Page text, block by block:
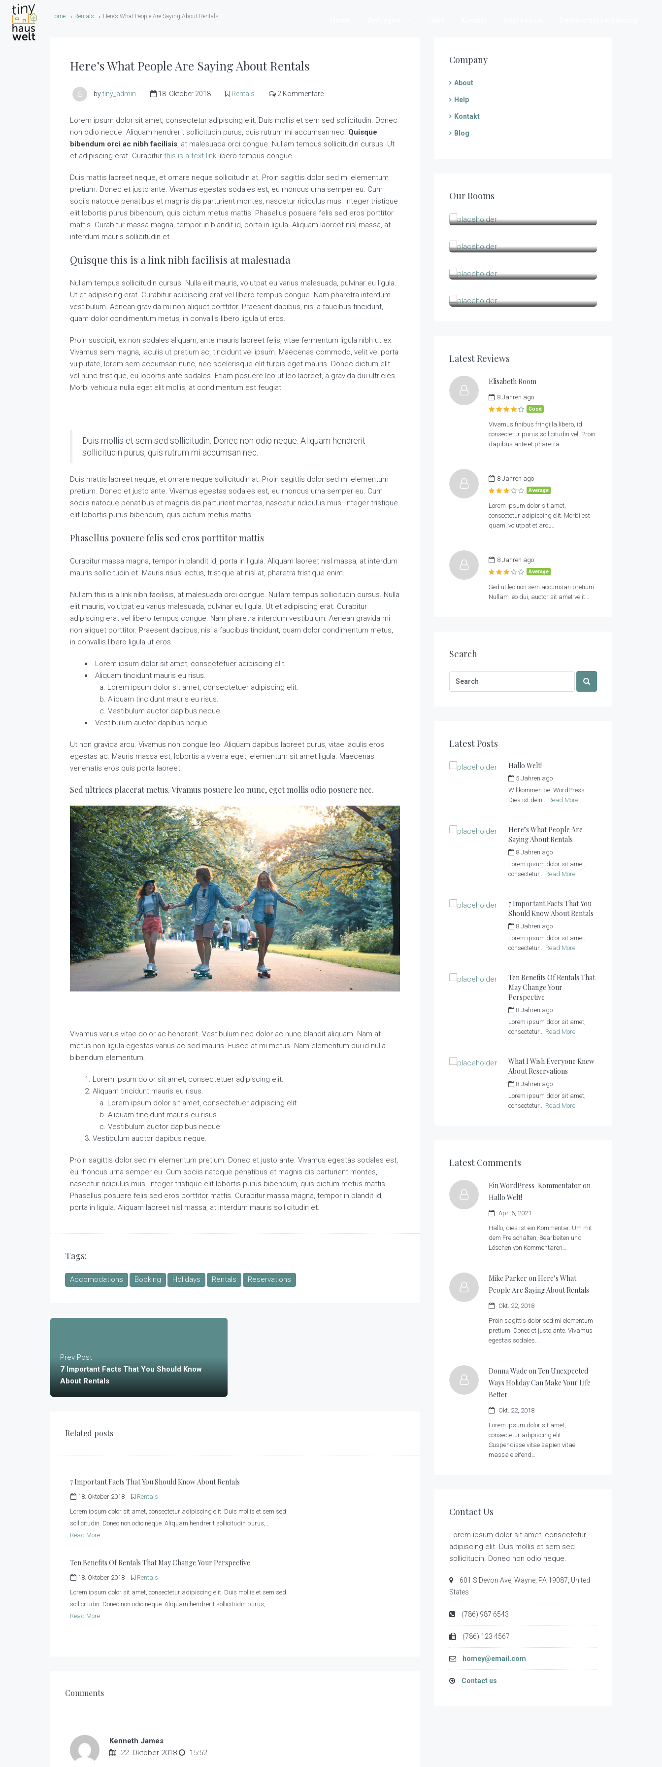
Home Rentals Here’s What People Are Saying About Rentals
Here’s What People Are Saying About Rentals
bytiny_admin 18. Oktober 2018 Rentals 2 Kommentare
Lorem ipsum dolor sit amet, consectetur adipiscing elit. Duis mollis et sem sed sollicitudin. Donec
non odio neque. Aliquam hendrerit sollicitudin purus, quis rutrum mi accumsan nec. Quisque
bibendum orci ac nibh facilisis, at malesuada orci congue. Nullam tempus sollicitudin cursus. Ut
et adipiscing erat. Curabitur this is a text link libero tempus congue.
Duis mattis laoreet neque, et ornare neque sollicitudin at. Proin sagittis dolor sed mi elementum
pretium. Donec et justo ante. Vivamus egestas sodales est, eu rhoncus urna semper eu. Cum
sociis natoque penatibus et magnis dis parturient montes, nascetur ridiculus mus. Integer tristique
elit lobortis purus bibendum, quis dictum metus mattis. Phasellus posuere felis sed eros porttitor
mattis. Curabitur massa magna, tempor in blandit id, porta in ligula. Aliquam laoreet nisl massa, at
interdum mauris sollicitudin et.
Quisque this is a link nibh facilisis at malesuada
Nullam tempus sollicitudin cursus. Nulla elit mauris, volutpat eu varius malesuada, pulvinar eu ligula.
Ut et adipiscing erat. Curabitur adipiscing erat vel libero tempus congue. Nam pharetra interdum
vestibulum. Aenean gravida mi non aliquet porttitor. Praesent dapibus, nisi a faucibus tincidunt,
quam dolor condimentum metus, in convallis libero ligula ut eros.
Proin suscipit, ex non sodales aliquam, ante mauris laoreet felis, vitae fermentum ligula nibh ut ex.
Vivamus sem magna, iaculis ut pretium ac, tincidunt vel ipsum. Maecenas commodo, velit vel porta
vulputate, lorem sem accumsan nunc, nec scelerisque elit turpis eget mauris. Donec dictum elit
vel nunc tristique, eu lobortis ante sodales. Etiam posuere leo ut leo laoreet, a gravida dui ultricies.
Morbi vehicula nulla eget elit mollis, at condimentum est feugiat.
Duis mollis et sem sed sollicitudin. Donec non odio neque. Aliquam hendrerit
sollicitudin purus, quis rutrum mi accumsan nec.
Duis mattis laoreet neque, et ornare neque sollicitudin at. Proin sagittis dolor sed mi elementum
pretium. Donec et justo ante. Vivamus egestas sodales est, eu rhoncus urna semper eu. Cum
sociis natoque penatibus et magnis dis parturient montes, nascetur ridiculus mus. Integer tristique
elit lobortis purus bibendum, quis dictum metus mattis.
Phasellus posuere felis sed eros porttitor mattis
Curabitur massa magna, tempor in blandit id, porta in ligula. Aliquam laoreet nisl massa, at interdum
mauris sollicitudin et. Mauris risus lectus, tristique at nisl at, pharetra tristique enim.
Nullam this is a link nibh facilisis, at malesuada orci congue. Nullam tempus sollicitudin cursus. Nulla
elit mauris, volutpat eu varius malesuada, pulvinar eu ligula. Ut et adipiscing erat. Curabitur
adipiscing erat vel libero tempus congue. Nam pharetra interdum vestibulum. Aenean gravida mi
non aliquet porttitor. Praesent dapibus, nisi a faucibus tincidunt, quam dolor condimentum metus,
in convallis libero ligula ut eros.
Lorem ipsum dolor sit amet, consectetuer adipiscing elit.
Aliquam tincidunt mauris eu risus.
Lorem ipsum dolor sit amet, consectetuer adipiscing elit.
Aliquam tincidunt mauris eu risus.
Vestibulum auctor dapibus neque.
Vestibulum auctor dapibus neque.
Ut non gravida arcu. Vivamus non congue leo. Aliquam dapibus laoreet purus, vitae iaculis eros
egestas ac. Mauris massa est, lobortis a viverra eget, elementum sit amet ligula. Maecenas
venenatis eros quis porta laoreet.
Sed ultrices placerat metus. Vivamus posuere leo nunc, eget mollis odio posuere nec.
Vivamus varius vitae dolor ac hendrerit. Vestibulum nec dolor ac nunc blandit aliquam. Nam at
metus non ligula egestas varius ac sed mauris. Fusce at mi metus. Nam elementum dui id nulla
bibendum elementum.
Lorem ipsum dolor sit amet, consectetuer adipiscing elit.
Aliquam tincidunt mauris eu risus.
Lorem ipsum dolor sit amet, consectetuer adipiscing elit.
Aliquam tincidunt mauris eu risus.
Vestibulum auctor dapibus neque.
Vestibulum auctor dapibus neque.
Proin sagittis dolor sed mi elementum pretium. Donec et justo ante. Vivamus egestas sodales est,
eu rhoncus urna semper eu. Cum sociis natoque penatibus et magnis dis parturient montes,
nascetur ridiculus mus. Integer tristique elit lobortis purus bibendum, quis dictum metus mattis.
Phasellus posuere felis sed eros porttitor mattis. Curabitur massa magna, tempor in blandit id,
porta in ligula. Aliquam laoreet nisl massa, at interdum mauris sollicitudin et.
Tags:
Accomodations Booking Holidays Rentals Reservations
Prev Post
7 Important Facts That You Should Know
About Rentals
Related posts
7 Important Facts That You Should Know About Rentals
18. Oktober 2018
Rentals
Lorem ipsum dolor sit amet, consectetur adipiscing elit. Duis mollis et sem sed
sollicitudin. Donec non odio neque. Aliquam hendrerit sollicitudin purus,…
Read More
Ten Benefits Of Rentals That May Change Your Perspective
18. Oktober 2018
Rentals
Lorem ipsum dolor sit amet, consectetur adipiscing elit. Duis mollis et sem sed
sollicitudin. Donec non odio neque. Aliquam hendrerit sollicitudin purus,…
Read More
Comments
Kenneth James
22. Oktober 2018
15:52
Company
About
Help
Kontakt
Blog
Our Rooms
Robinson Room
Clementine Room
Franklin Room
Elisabeth Room
Latest Reviews
Elisabeth Room
8 Jahren ago
Good
Vivamus finibus fringilla libero, id
consectetur purus sollicitudin vel. Proin
dapibus ante et pharetra…
8 Jahren ago
Average
Lorem ipsum dolor sit amet,
consectetur adipiscing elit. Morbi est
quam, volutpat et arcu…
8 Jahren ago
Average
Sed ut leo non sem accumsan pretium.
Nullam leo dui, auctor sit amet velit…
Search
Latest Posts
Hallo Welt!
5 Jahren ago
Willkommen bei WordPress.
Dies ist dein... Read More
Here’s What People Are
Saying About Rentals
8 Jahren ago
Lorem ipsum dolor sit amet,
consectetur... Read More
7 Important Facts That You
Should Know About Rentals
8 Jahren ago
Lorem ipsum dolor sit amet,
consectetur... Read More
Ten Benefits Of Rentals That
May Change Your
Perspective
8 Jahren ago
Lorem ipsum dolor sit amet,
consectetur... Read More
What I Wish Everyone Knew
About Reservations
8 Jahren ago
Lorem ipsum dolor sit amet,
consectetur... Read More
Latest Comments
Ein WordPress-Kommentator on
Hallo Welt!
Apr. 6, 2021
Hallo, dies ist ein Kommentar. Um mit
dem Freischalten, Bearbeiten und
Löschen von Kommentaren…
Mike Parker onHere’s What
People Are Saying About Rentals
Okt. 22, 2018
Proin sagittis dolor sed mi elementum
pretium. Donec et justo ante. Vivamus
egestas sodales…
Donna Wade onTen Unexpected
Ways Holiday Can Make Your Life
Better
Okt. 22, 2018
Lorem ipsum dolor sit amet,
consectetur adipiscing elit.
Suspendisse vitae sapien vitae
massa eleifend…
Contact Us
Lorem ipsum dolor sit amet, consectetur
adipiscing elit. Duis mollis et sem sed
sollicitudin. Donec non odio neque.
601 S Devon Ave, Wayne, PA 19087, United
States
(786) 987 6543
(786) 123 4567
homey@email.com
Contact us